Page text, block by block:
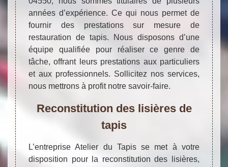
années d’expérience. Ce qui nous permet de
fournir des prestations sur mesure de
restauration de tapis. Nous disposons d’une
équipe qualifiée pour réaliser ce genre de
tâche, offrant leurs prestations aux particuliers
et aux professionnels. Sollicitez nos services,
nous mettrons à profit notre savoir-faire.
Reconstitution des lisières de
tapis
L’entreprise Atelier du Tapis se met à votre
disposition pour la reconstitution des lisières,